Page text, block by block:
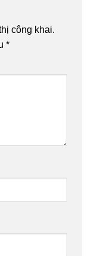
công khai.
*